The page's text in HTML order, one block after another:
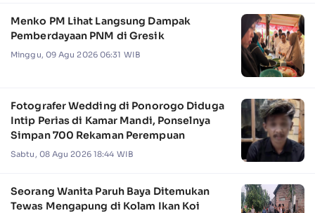
Menko PM Lihat Langsung Dampak
Pemberdayaan PNM di Gresik
Minggu, 09 Agu 2026 06:31 WIB
Fotografer Wedding di Ponorogo Diduga
Intip Perias di Kamar Mandi, Ponselnya
Simpan 700 Rekaman Perempuan
Sabtu, 08 Agu 2026 18:44 WIB
Seorang Wanita Paruh Baya Ditemukan
Tewas Mengapung di Kolam Ikan Koi